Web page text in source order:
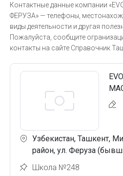
Контактные данные компании
ФЕРУЗА» — телефоны,
виды деятельности и другая
Пожалуйста, сообщите
контакты на сайте Справочник
Узбекистан, Ташкент,
район, ул. Феруза
Школа №248